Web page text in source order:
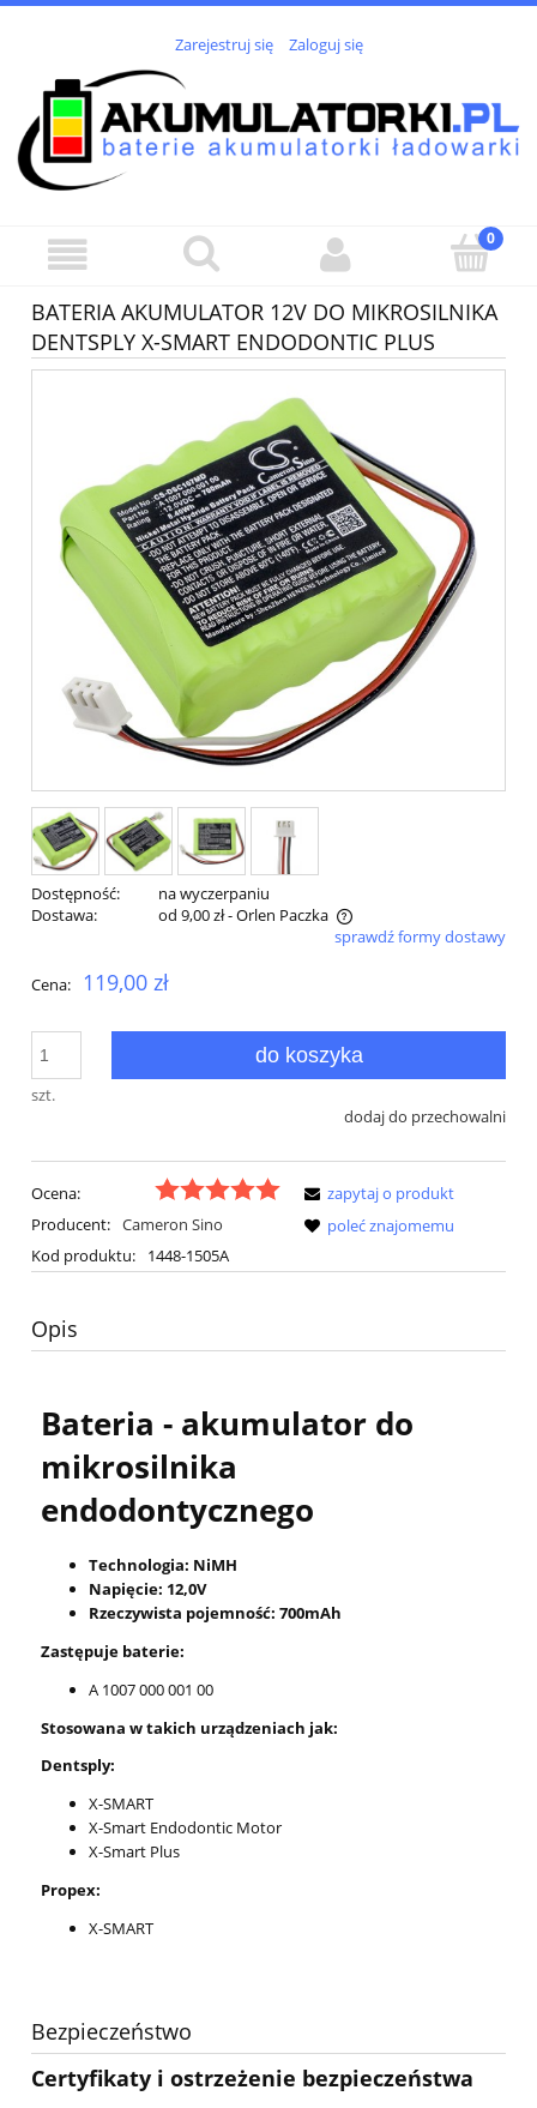
Zarejestruj się Zaloguj się
BATERIA AKUMULATOR 12V DO MIKROSILNIKA
DENTSPLY X-SMART ENDODONTIC PLUS
Dostępność:
na wyczerpaniu
Dostawa:
od 9,00 zł- Orlen Paczka
Cena nie zawiera ewentualnych kosztów płatnościsprawdź formy dostawy
Cena: 119,00 zł
szt.
do koszyka
dodaj do przechowalni
Ocena:
Producent: Cameron Sino
Kod produktu:
1448-1505A
zapytaj o produkt
poleć znajomemu
Opis
Bateria - akumulator do
mikrosilnika
endodontycznego
Technologia: NiMH
Napięcie: 12,0V
Rzeczywista pojemność: 700mAh
Zastępuje baterie:
A 1007 000 001 00
Stosowana w takich urządzeniach jak:
Dentsply:
X-SMART
X-Smart Endodontic Motor
X-Smart Plus
Propex:
X-SMART
Bezpieczeństwo
Certyfikaty i ostrzeżenie bezpieczeństwa